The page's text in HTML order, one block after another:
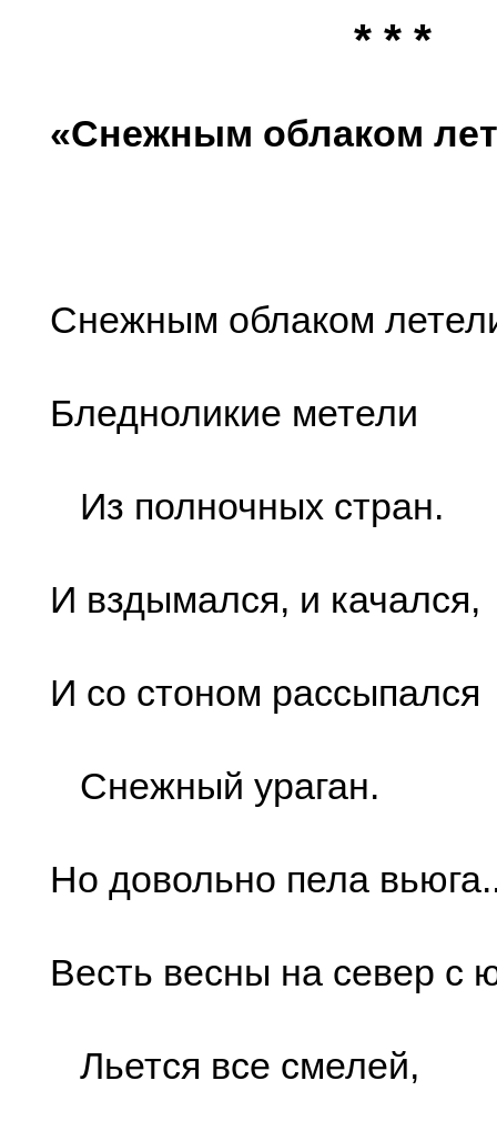
* * *
«Снежным облаком
Снежным облаком
Бледноликие метели
Из полночных стран.
И вздымался, и качался,
И со стоном рассыпался
Снежный ураган.
Но довольно пела
Весть весны на север с
Льется все смелей,